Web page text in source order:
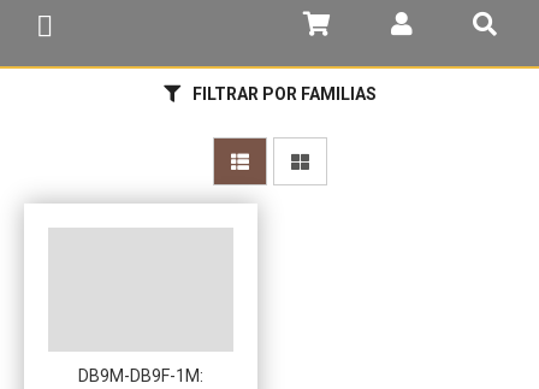
FILTRAR POR FAMILIAS
DB9M-DB9F-1M: